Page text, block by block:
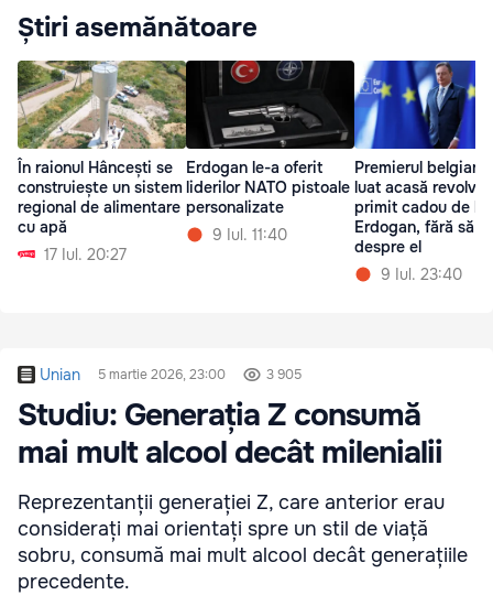
Știri asemănătoare
În raionul Hâncești se
construiește un sistem
regional de alimentare
cu apă
17 Iul. 20:27
Erdogan le-a oferit
liderilor NATO pistoale
personalizate
9 Iul. 11:40
Premierul belgian a
luat acasă
primit cadou de la
Erdogan, fără să
despre el
9 Iul. 23:40
Unian 5 martie 2026, 23:00 3 905
Studiu: Generația Z consumă
mai mult alcool decât milenialii
Reprezentanții generației Z, care anterior erau
considerați mai orientați spre un stil de viață
sobru, consumă mai mult alcool decât generațiile
precedente.